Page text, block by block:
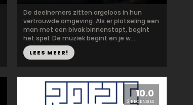
De deelnemers zitten argeloos in hun
vertrouwde omgeving. Als er plotseling een
man met een bivak binnenstapt, begint
het spel. De muziek begint en je w...
LEES MEER!
10.0
2 RECENSIES